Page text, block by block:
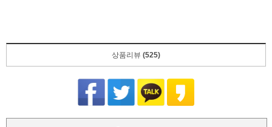
상품리뷰 (525)